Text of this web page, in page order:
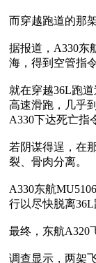
而穿越跑道的那
据报道，A330东
海，得到空管指
就在穿越36L跑
高速滑跑，几乎
A330下达死亡指
若阴谋得逞，在
裂、骨肉分离。
A330东航
行以尽快脱离36L
最终，东航A320
调查显示，两架